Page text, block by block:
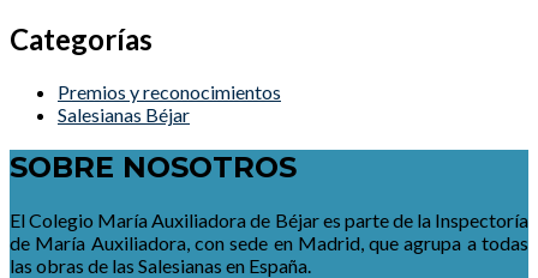
Categorías
Premios y reconocimientos
Salesianas Béjar
SOBRE NOSOTROS
El Colegio María Auxiliadora de Béjar es parte de la Inspectoría
de María Auxiliadora, con sede en Madrid, que agrupa a todas
las obras de las Salesianas en España.